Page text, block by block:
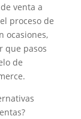
venta a
proceso de
ocasiones,
que pasos
de